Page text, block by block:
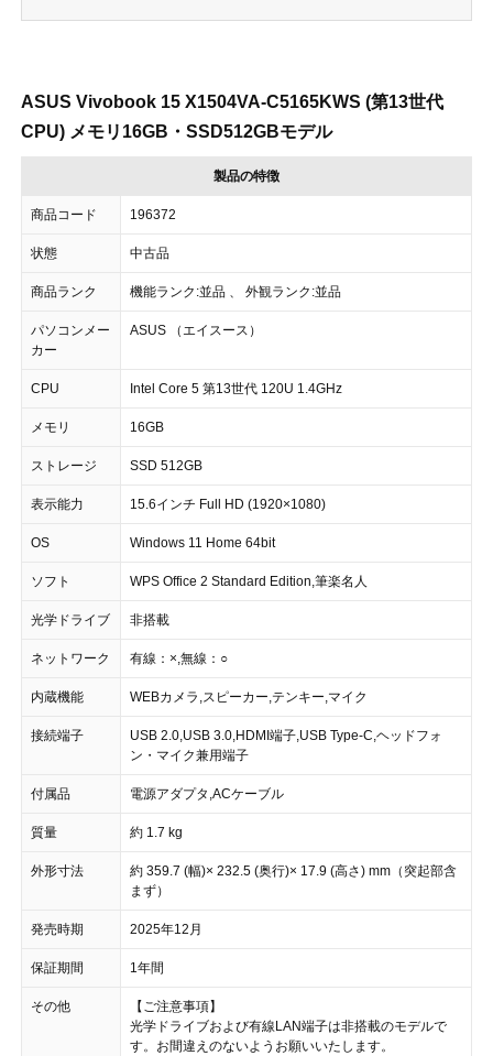
ASUS Vivobook 15 X1504VA-C5165KWS (第13世代
CPU) メモリ16GB・SSD512GBモデル
製品の特徴
商品コード 196372
状態 中古品
商品ランク 機能ランク:並品 、 外観ランク:並品
パソコンメー
カー
ASUS （エイスース）
CPU Intel Core 5 第13世代 120U 1.4GHz
メモリ 16GB
ストレージ SSD 512GB
表示能力 15.6インチ Full HD (1920×1080)
OS Windows 11 Home 64bit
ソフト WPS Office 2 Standard Edition,筆楽名人
光学ドライブ 非搭載
ネットワーク 有線：×,無線：○
内蔵機能 WEBカメラ,スピーカー,テンキー,マイク
接続端子
USB 2.0,USB 3.0,HDMI端子,USB Type-C,ヘッドフォ
ン・マイク兼用端子
付属品 電源アダプタ,ACケーブル
質量 約 1.7 kg
外形寸法
約 359.7 (幅)× 232.5 (奥行)× 17.9 (高さ) mm（突起部含
まず）
発売時期 2025年12月
保証期間 1年間
その他
【ご注意事項】
光学ドライブおよび有線LAN端子は非搭載のモデルで
す。お間違えのないようお願いいたします。